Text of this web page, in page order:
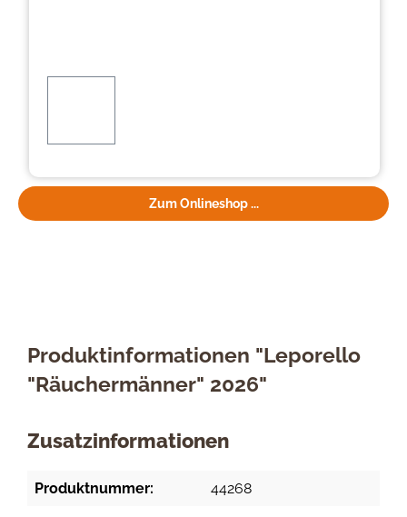
Zum Onlineshop ...
Produktinformationen "Leporello
"Räuchermänner" 2026"
Zusatzinformationen
Produktnummer: 44268